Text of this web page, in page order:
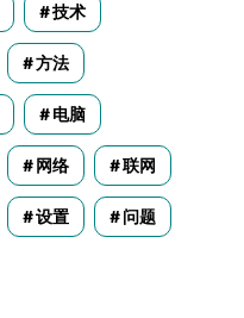
技术
方法
电脑
网络 联网
设置 问题